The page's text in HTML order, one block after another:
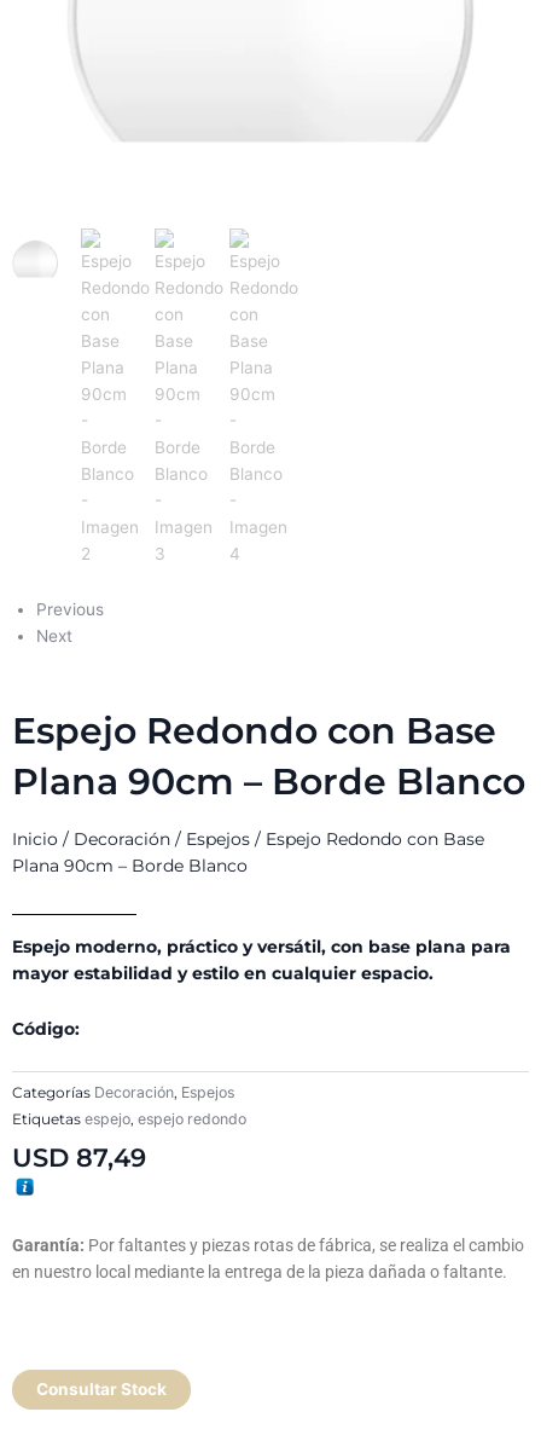
Previous
Next
Espejo Redondo con Base
Plana 90cm – Borde Blanco
Inicio / Decoración / Espejos / Espejo Redondo con Base
Plana 90cm – Borde Blanco
Espejo moderno, práctico y versátil, con base plana para
mayor estabilidad y estilo en cualquier espacio.
Código:
Categorías Decoración, Espejos
Etiquetas espejo, espejo redondo
USD 87,49
Garantía: Por faltantes y piezas rotas de fábrica, se realiza el cambio
en nuestro local mediante la entrega de la pieza dañada o faltante.
Consultar Stock